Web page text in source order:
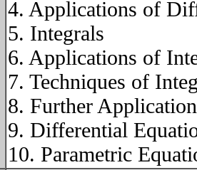
4. Applications of
5. Integrals
6. Applications of
7. Techniques of
8. Further
9. Differential
10. Parametric